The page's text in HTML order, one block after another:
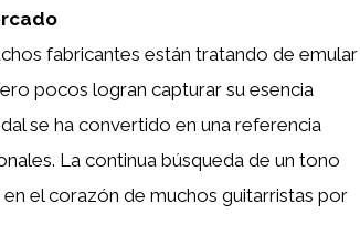
fabricantes están tratando de emular
pocos logran capturar su esencia
se ha convertido en una referencia
La continua búsqueda de un tono
en el corazón de muchos guitarristas por